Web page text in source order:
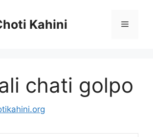
Kahini Menu
chati golpo